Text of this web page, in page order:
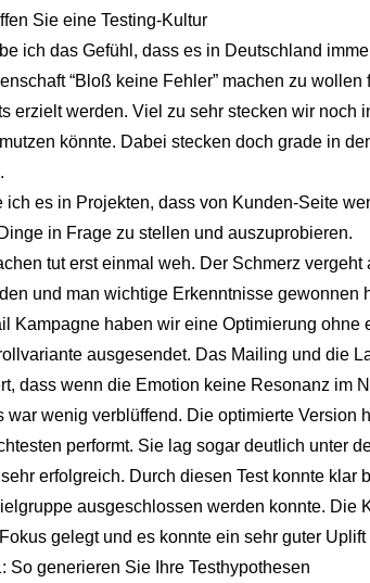
Sie eine Testing-Kultur
ich das Gefühl, dass es in Deutschland
“Bloß keine Fehler” machen zu
erzielt werden. Viel zu sehr stecken wir
könnte. Dabei stecken doch grade in
ich es in Projekten, dass von Kunden-Seite
in Frage zu stellen und auszuprobieren.
tut erst einmal weh. Der Schmerz
und man wichtige Erkenntnisse gewonnen
Kampagne haben wir eine Optimierung
ausgesendet. Das Mailing und die
dass wenn die Emotion keine Resonanz im
war wenig verblüffend. Die optimierte
performt. Sie lag sogar deutlich unter
erfolgreich. Durch diesen Test konnte
ausgeschlossen werden konnte. Die
gelegt und es konnte ein sehr guter
So generieren Sie Ihre Testhypothesen